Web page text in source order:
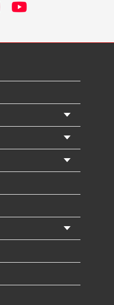
(北中受験コース)
(一般進学コース)
｜瓦町で中学生の個別
・既卒生